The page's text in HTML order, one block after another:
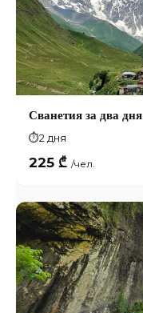
Сванетия за два
⏱2 дня
225 ₾ /чел.